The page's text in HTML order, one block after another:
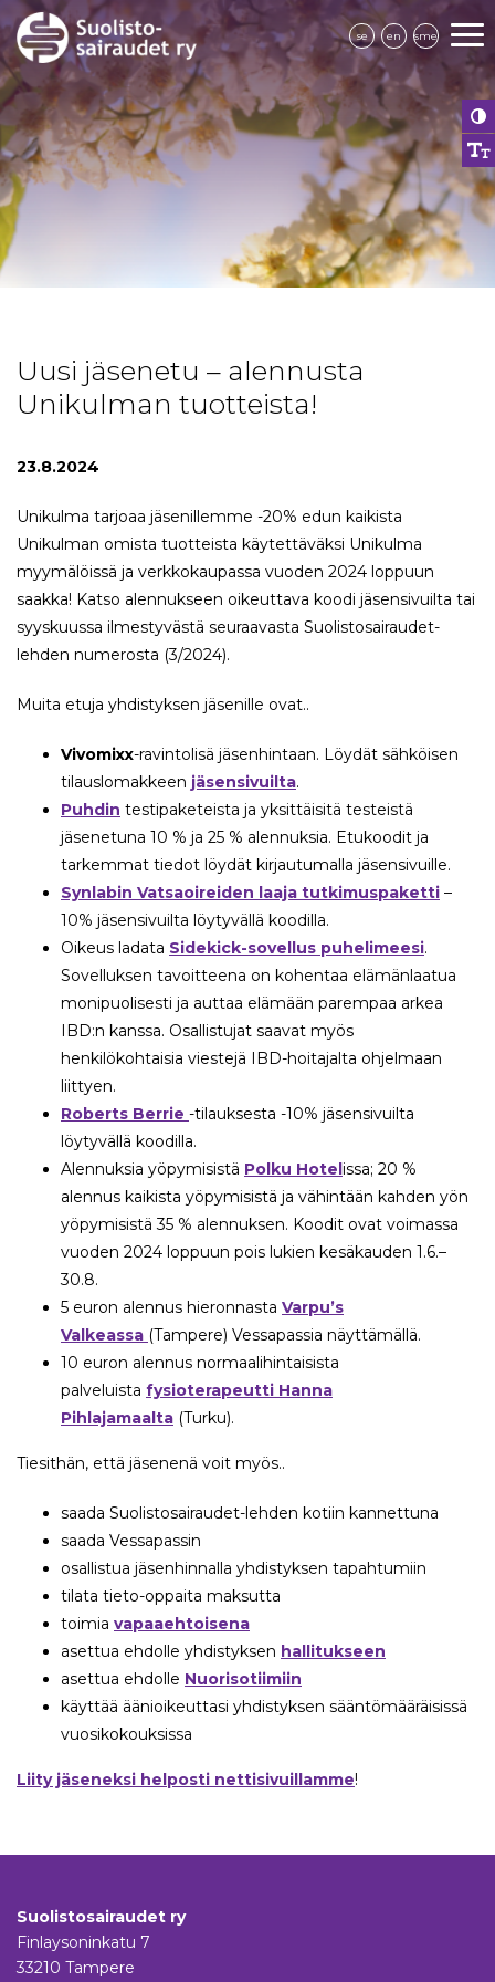
se en sme
Uusi jäsenetu – alennusta
Unikulman tuotteista!
23.8.2024
Unikulma tarjoaa jäsenillemme -20% edun kaikista
Unikulman omista tuotteista käytettäväksi Unikulma
myymälöissä ja verkkokaupassa vuoden 2024 loppuun
saakka! Katso alennukseen oikeuttava koodi jäsensivuilta tai
syyskuussa ilmestyvästä seuraavasta Suolistosairaudet-
lehden numerosta (3/2024).
Muita etuja yhdistyksen jäsenille ovat..
Vivomixx-ravintolisä jäsenhintaan. Löydät sähköisen
tilauslomakkeen jäsensivuilta.
Puhdin testipaketeista ja yksittäisitä testeistä
jäsenetuna 10 % ja 25 % alennuksia. Etukoodit ja
tarkemmat tiedot löydät kirjautumalla jäsensivuille.
Synlabin Vatsaoireiden laaja tutkimuspaketti –
10% jäsensivuilta löytyvällä koodilla.
Oikeus ladata Sidekick-sovellus puhelimeesi.
Sovelluksen tavoitteena on kohentaa elämänlaatua
monipuolisesti ja auttaa elämään parempaa arkea
IBD:n kanssa. Osallistujat saavat myös
henkilökohtaisia viestejä IBD-hoitajalta ohjelmaan
liittyen.
Roberts Berrie -tilauksesta -10% jäsensivuilta
löytyvällä koodilla.
Alennuksia yöpymisistä Polku Hotel issa; 20 %
alennus kaikista yöpymisistä ja vähintään kahden yön
yöpymisistä 35 % alennuksen. Koodit ovat voimassa
vuoden 2024 loppuun pois lukien kesäkauden 1.6.–
30.8.
5 euron alennus hieronnasta Varpu’s
Valkeassa (Tampere) Vessapassia näyttämällä.
10 euron alennus normaalihintaisista
palveluista fysioterapeutti Hanna
Pihlajamaalta (Turku).
Tiesithän, että jäsenenä voit myös..
saada Suolistosairaudet-lehden kotiin kannettuna
saada Vessapassin
osallistua jäsenhinnalla yhdistyksen tapahtumiin
tilata tieto-oppaita maksutta
toimia vapaaehtoisena
asettua ehdolle yhdistyksen hallitukseen
asettua ehdolle Nuorisotiimiin
käyttää äänioikeuttasi yhdistyksen sääntömääräisissä
vuosikokouksissa
Liity jäseneksi helposti nettisivuillamme!
Suolistosairaudet ry
Finlaysoninkatu 7
33210 Tampere